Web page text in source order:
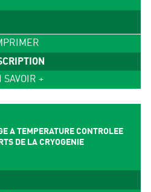
SAVOIR +
A TEMPERATURE CONTROLEE
DE LA CRYOGENIE